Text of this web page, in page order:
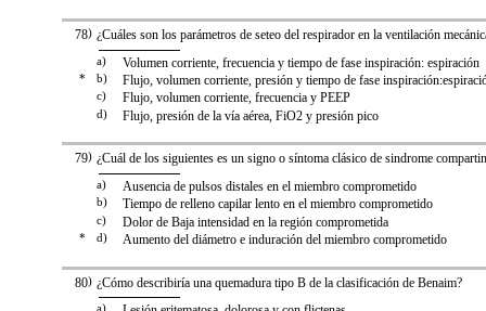
)
78 ¿Cuáles son los parámetros de seteo del respirador en la ventilación
a) Volumen corriente, frecuencia y tiempo de fase inspiración: espiración
* b) Flujo, volumen corriente, presión y tiempo de fase
c) Flujo, volumen corriente, frecuencia y PEEP
d) Flujo, presión de la vía aérea, FiO2 y presión pico
)
79 ¿Cuál de los siguientes es un signo o síntoma clásico de sindrome
a) Ausencia de pulsos distales en el miembro comprometido
b) Tiempo de relleno capilar lento en el miembro comprometido
c) Dolor de Baja intensidad en la región comprometida
* d) Aumento del diámetro e induración del miembro comprometido
)
80 ¿Cómo describiría una quemadura tipo B de la clasificación de Benaim?
a)